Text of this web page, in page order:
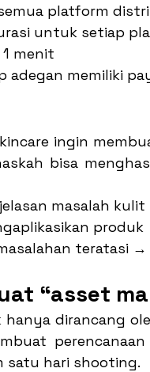
platform
untuk setiap
menit
adegan memiliki
ingin
bisa
masalah
teratasi
“asset
hanya dirancang
satu hari shooting.